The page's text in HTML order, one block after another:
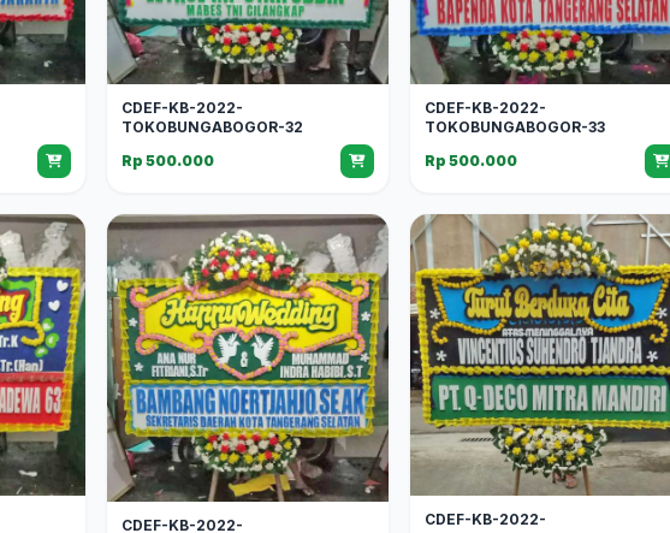
CDEF-KB-2022-
TOKOBUNGABOGOR-32
Rp 500.000
CDEF-KB-2022-
TOKOBUNGABOGOR-33
Rp 500.000
CDEF-KB-2022-
CDEF-KB-2022-